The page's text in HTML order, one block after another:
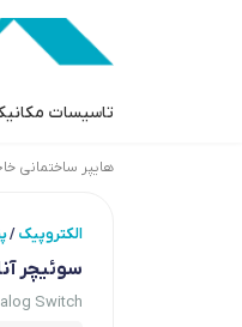
تاسیسات
هایپر ساختمانی
الکتروپیک/
سوئیچر آنالوگ 4 واحدی
Switch